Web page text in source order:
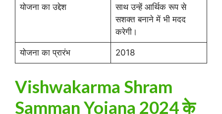
योजना का उद्देश
साथ उन्हें आर्थिक रूप से
सशक्त बनाने में भी मदद
करेगी।
योजना का प्रारंभ 2018
Vishwakarma Shram
Samman Yojana 2024 के